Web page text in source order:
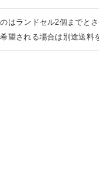
はランドセル2個までと
望される場合は別途送料